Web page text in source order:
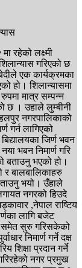
रहेको लक्ष्मी
गरिएको छ
एक कार्यक्रमका
हो। शिलान्यासमा
मात्र सम्पन्न
छ ।उहाले लुम्बीनी
नगरपालिकाको
गर्न लागिएको
जिर्ण भवन
भबन निमार्ण गरि
बताउनु भएको हो।
र बालबालिकाहरु
भयो। उँहाले
नगरको हिउदे
,नेपाल राष्टिय
लागि बजेट
समेत सुरु गरिसकेको
निमार्ण गर्ने दक्ष
शिक्षा प्रदान गर्ने
नगर प्रमुख